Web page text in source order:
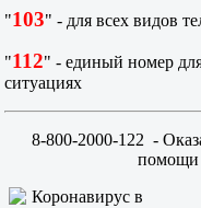
"103" - для всех видов
"112" - единый номер
ситуациях
8-800-2000-122 -
помощи